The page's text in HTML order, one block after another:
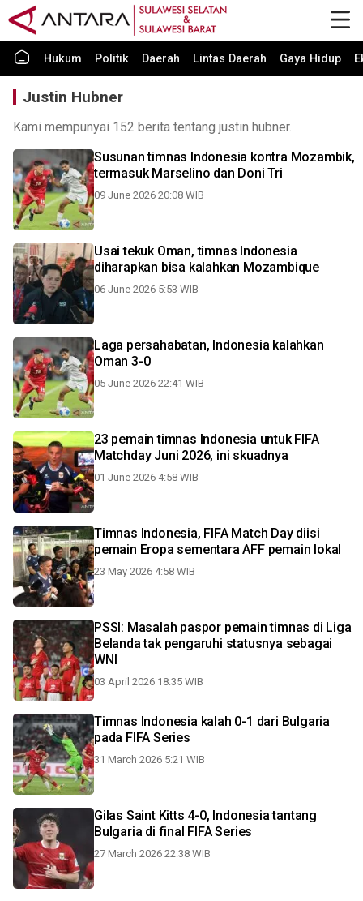
Hukum Politik Daerah Lintas Daerah Gaya Hidup
Justin Hubner
Kami mempunyai 152 berita tentang justin hubner.
Susunan timnas Indonesia kontra Mozambik,
termasuk Marselino dan Doni Tri
09 June 2026 20:08 WIB
Usai tekuk Oman, timnas Indonesia
diharapkan bisa kalahkan Mozambique
06 June 2026 5:53 WIB
Laga persahabatan, Indonesia kalahkan
Oman 3-0
05 June 2026 22:41 WIB
23 pemain timnas Indonesia untuk FIFA
Matchday Juni 2026, ini skuadnya
01 June 2026 4:58 WIB
Timnas Indonesia, FIFA Match Day diisi
pemain Eropa sementara AFF pemain lokal
23 May 2026 4:58 WIB
PSSI: Masalah paspor pemain timnas di Liga
Belanda tak pengaruhi statusnya sebagai
WNI
03 April 2026 18:35 WIB
Timnas Indonesia kalah 0-1 dari Bulgaria
pada FIFA Series
31 March 2026 5:21 WIB
Gilas Saint Kitts 4-0, Indonesia tantang
Bulgaria di final FIFA Series
27 March 2026 22:38 WIB